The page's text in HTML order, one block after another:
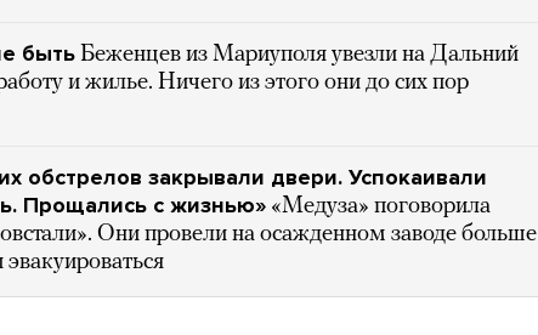
быть Беженцев из Мариуполя увезли на Дальний
и жилье. Ничего из этого они до сих пор
обстрелов закрывали двери. Успокаивали
Прощались с жизнью» «Медуза» поговорила
Они провели на осажденном заводе больше